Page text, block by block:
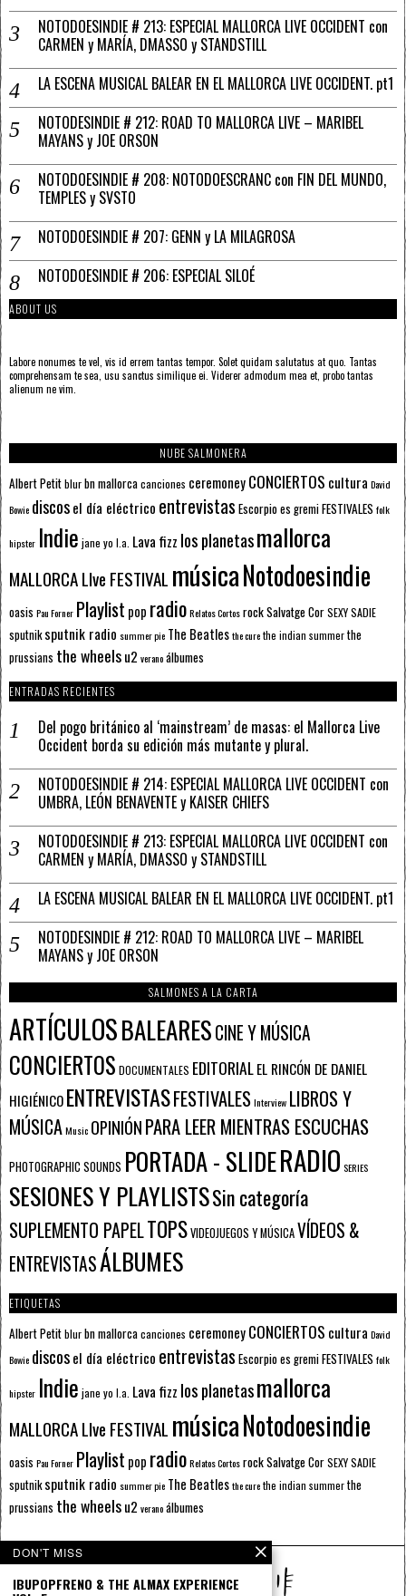
NOTODOESINDIE # 213: ESPECIAL MALLORCA LIVE OCCIDENT con
CARMEN y MARÍA, DMASSO y STANDSTILL
LA ESCENA MUSICAL BALEAR EN EL MALLORCA LIVE OCCIDENT. pt1
NOTODESINDIE # 212: ROAD TO MALLORCA LIVE – MARIBEL
MAYANS y JOE ORSON
NOTODOESINDIE # 208: NOTODOESCRANC con FIN DEL MUNDO,
TEMPLES y SVSTO
NOTODOESINDIE # 207: GENN y LA MILAGROSA
NOTODOESINDIE # 206: ESPECIAL SILOÉ
ABOUT US
Labore nonumes te vel, vis id errem tantas tempor. Solet quidam salutatus at quo. Tantas
comprehensam te sea, usu sanctus similique ei. Viderer admodum mea et, probo tantas
alienum ne vim.
NUBE SALMONERA
Albert Petitblurbn mallorcacanciones ceremoneyCONCIERTOS cultura David
Bowie discosel día eléctrico entrevistas Escorpioes gremiFESTIVALES folk
hipster Indie jane yo l.a. Lava fizz los planetasmallorca
MALLORCA LIve FESTIVAL músicaNotodoesindie
oasis Pau Forner Playlist pop radioRelatos CortosrockSalvatge CorSEXY SADIE
sputnik sputnik radio summer pie The Beatlesthe curethe indian summerthe
prussians the wheelsu2 veranoálbumes
ENTRADAS RECIENTES
Del pogo británico al ‘mainstream’ de masas: el Mallorca Live
Occident borda su edición más mutante y plural.
NOTODOESINDIE # 214: ESPECIAL MALLORCA LIVE OCCIDENT con
UMBRA, LEÓN BENAVENTE y KAISER CHIEFS
NOTODOESINDIE # 213: ESPECIAL MALLORCA LIVE OCCIDENT con
CARMEN y MARÍA, DMASSO y STANDSTILL
LA ESCENA MUSICAL BALEAR EN EL MALLORCA LIVE OCCIDENT. pt1
NOTODESINDIE # 212: ROAD TO MALLORCA LIVE – MARIBEL
MAYANS y JOE ORSON
SALMONES A LA CARTA
ARTÍCULOSBALEARESCINE Y MÚSICA
CONCIERTOS DOCUMENTALES EDITORIALEL RINCÓN DE DANIEL
HIGIÉNICOENTREVISTASFESTIVALESInterview LIBROS Y
MÚSICAMusic OPINIÓNPARA LEER MIENTRAS ESCUCHAS
PHOTOGRAPHIC SOUNDS PORTADA - SLIDERADIO SERIES
SESIONES Y PLAYLISTSSin categoría
SUPLEMENTO PAPELTOPSVIDEOJUEGOS Y MÚSICAVÍDEOS &
ENTREVISTASÁLBUMES
ETIQUETAS
Albert Petitblurbn mallorcacanciones ceremoneyCONCIERTOS cultura David
Bowie discosel día eléctrico entrevistas Escorpioes gremiFESTIVALES folk
hipster Indie jane yo l.a. Lava fizz los planetasmallorca
MALLORCA LIve FESTIVAL músicaNotodoesindie
oasis Pau Forner Playlist pop radioRelatos CortosrockSalvatge CorSEXY SADIE
sputnik sputnik radio summer pie The Beatlesthe curethe indian summerthe
prussians the wheelsu2 veranoálbumes
DON'T MISS
IBUPOPFRENO & THE ALMAX EXPERIENCE